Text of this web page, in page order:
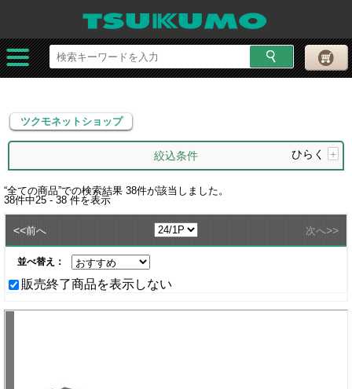
ツクモネットショップ
ツクモネットショップ
絞込条件 ひらく +
“全ての商品”での検索結果 38件が該当しました。
38件中25 - 38 件を表示
<<前へ 次へ>>
並べ替え：
販売終了商品を表示しない